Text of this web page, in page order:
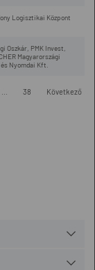
Logisztikai Központ
Oszkár, PMK Invest,
Magyarországi
Nyomdai Kft.
38 Következő